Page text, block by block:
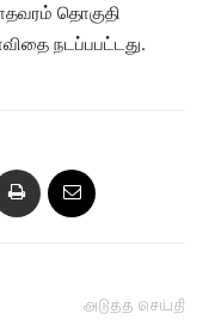
தொகுதி
நடப்பபட்டது.
அடுத்த செய்தி